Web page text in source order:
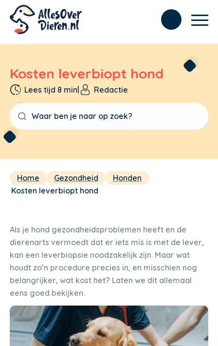
Kosten leverbiopt hond
Lees tijd 8 min| Redactie
Home Gezondheid
Honden
Kosten leverbiopt hond
Als je hond gezondheidsproblemen heeft en de
dierenarts vermoedt dat er iets mis is met de lever,
kan een leverbiopsie noodzakelijk zijn. Maar wat
houdt zo’n procedure precies in, en misschien nog
belangrijker, wat kost het? Laten we dit allemaal
eens goed bekijken.